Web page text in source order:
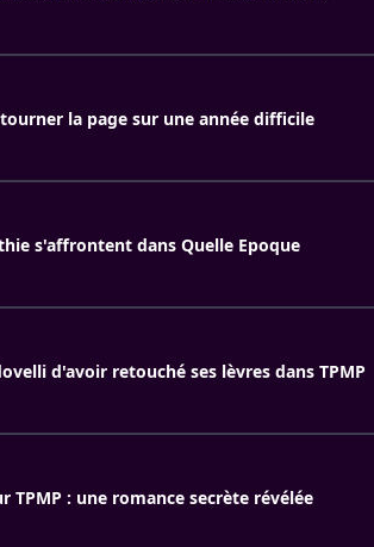
la page sur une année difficile
s'affrontent dans Quelle Epoque
d'avoir retouché ses lèvres dans TPMP
TPMP : une romance secrète révélée